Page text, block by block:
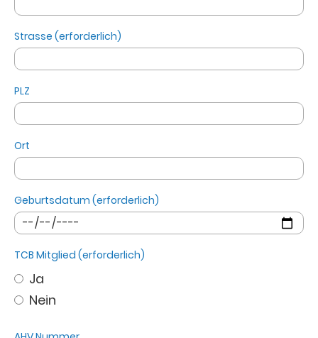
Strasse (erforderlich)
PLZ
Ort
Geburtsdatum (erforderlich)
TCB Mitglied (erforderlich)
Ja
Nein